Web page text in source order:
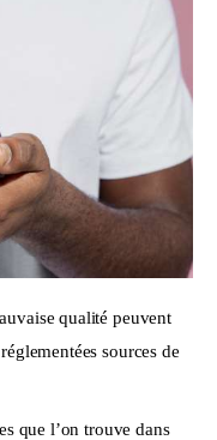
qualité peuvent
sources de
que l’on trouve dans